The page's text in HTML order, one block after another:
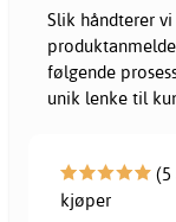
Slik håndterer
følgende
unik lenke til
(5
kjøper